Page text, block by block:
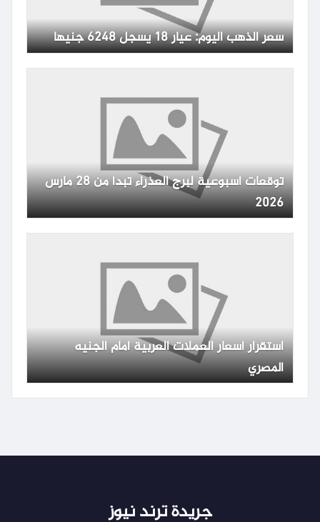
سعر الذهب اليوم: عيار 18 يسجل 6248 جنيها
توقعات أسبوعية لبرج العذراء تبدأ من 28 مارس
2026
استقرار أسعار العملات العربية أمام الجنيه
المصري
جريدة ترند نيوز